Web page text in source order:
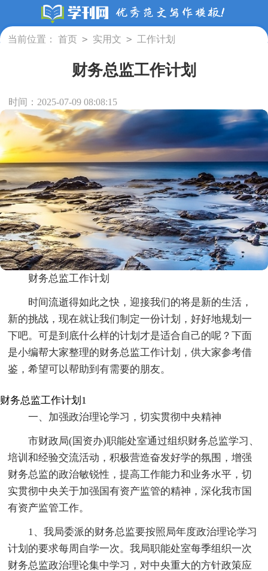
当前位置： 首页 > 实用文 > 工作计划
财务总监工作计划
时间：2025-07-09 08:08:15
财务总监工作计划
时间流逝得如此之快，迎接我们的将是新的生活，
新的挑战，现在就让我们制定一份计划，好好地规划一
下吧。可是到底什么样的计划才是适合自己的呢？下面
是小编帮大家整理的财务总监工作计划，供大家参考借
鉴，希望可以帮助到有需要的朋友。
财务总监工作计划1
一、加强政治理论学习，切实贯彻中央精神
市财政局(国资办)职能处室通过组织财务总监学习、
培训和经验交流活动，积极营造奋发好学的氛围，增强
财务总监的政治敏锐性，提高工作能力和业务水平，切
实贯彻中央关于加强国有资产监管的精神，深化我市国
有资产监管工作。
1、我局委派的财务总监要按照局年度政治理论学习
计划的要求每周自学一次。我局职能处室每季组织一次
财务总监政治理论集中学习，对中央重大的方针政策应